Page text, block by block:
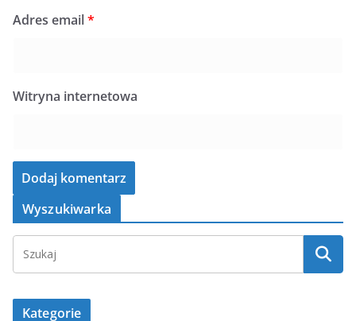
Adres email*
Witryna internetowa
Wyszukiwarka
Kategorie